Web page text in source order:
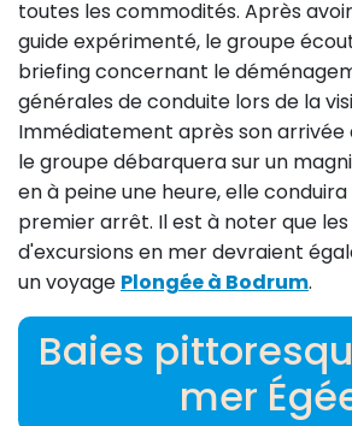
toutes les commodités. Après
guide expérimenté, le groupe
briefing concernant le
générales de conduite lors de la
Immédiatement après son arrivée
le groupe débarquera sur un
en à peine une heure, elle
premier arrêt. Il est à noter que
d'excursions en mer devraient
un voyage Plongée à Bodrum.
Baies
mer